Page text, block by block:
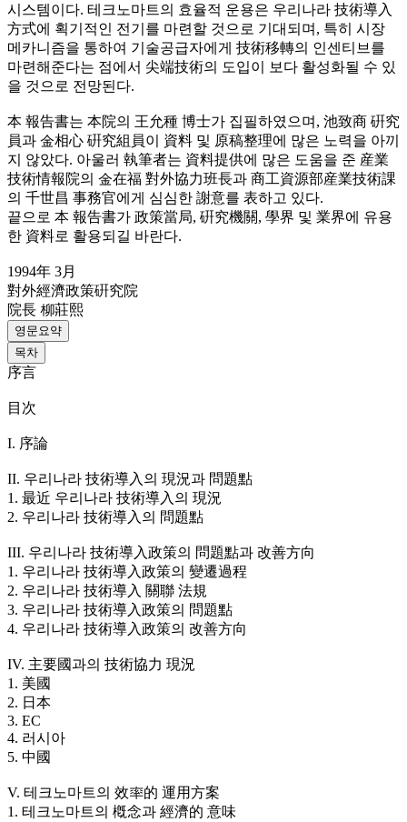
시스템이다. 테크노마트의 효율적 운용은 우리나라 技術導入
方式에 획기적인 전기를 마련할 것으로 기대되며, 특히 시장
메카니즘을 통하여 기술공급자에게 技術移轉의 인센티브를
마련해준다는 점에서 尖端技術의 도입이 보다 활성화될 수 있
을 것으로 전망된다.
本 報告書는 本院의 王允種 博士가 집필하였으며, 池致商 硏究
員과 金相心 硏究組員이 資料 및 原稿整理에 많은 노력을 아끼
지 않았다. 아울러 執筆者는 資料提供에 많은 도움을 준 産業
技術情報院의 金在福 對外協力班長과 商工資源部産業技術課
의 千世昌 事務官에게 심심한 謝意를 表하고 있다.
끝으로 本 報告書가 政策當局, 硏究機關, 學界 및 業界에 유용
한 資料로 활용되길 바란다.
1994年 3月
對外經濟政策硏究院
院長 柳莊熙
영문요약
목차
序言
目次
I. 序論
II. 우리나라 技術導入의 現況과 問題點
1. 最近 우리나라 技術導入의 現況
2. 우리나라 技術導入의 問題點
III. 우리나라 技術導入政策의 問題點과 改善方向
1. 우리나라 技術導入政策의 變遷過程
2. 우리나라 技術導入 關聯 法規
3. 우리나라 技術導入政策의 問題點
4. 우리나라 技術導入政策의 改善方向
IV. 主要國과의 技術協力 現況
1. 美國
2. 日本
3. EC
4. 러시아
5. 中國
V. 테크노마트의 效率的 運用方案
1. 테크노마트의 槪念과 經濟的 意味